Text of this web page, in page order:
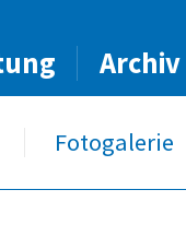
Archiv
Fotogalerie